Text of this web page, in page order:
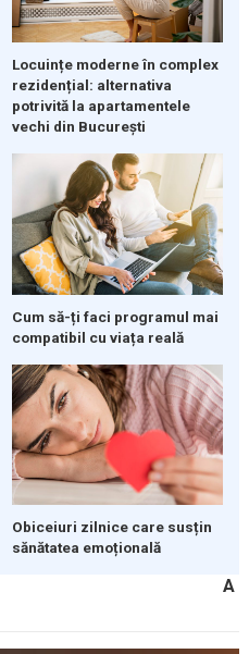
Locuințe moderne în complex
rezidențial: alternativa
potrivită la apartamentele
vechi din București
Cum să-ți faci programul mai
compatibil cu viața reală
Obiceiuri zilnice care susțin
sănătatea emoțională
A